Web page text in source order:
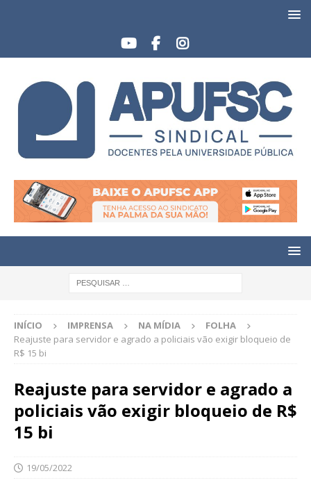
INÍCIO IMPRENSA NA MÍDIA
FOLHA
Reajuste para servidor e agrado a policiais vão exigir bloqueio de
R$ 15 bi
Reajuste para servidor e agrado a
policiais vão exigir bloqueio de R$
15 bi
19/05/2022